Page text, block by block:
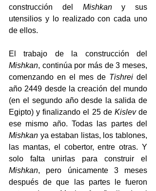
construcción del Mishkan y sus
utensilios y lo realizado con cada uno
de ellos.
Mishkan, continúa por más de 3 meses,
comenzando en el mes de Tishrei del
año 2449 desde la creación del mundo
(en el segundo año desde la salida de
Egipto) y finalizando el 25 de Kislev de
Mishkan ya estaban listas, los tablones,
las mantas, el cobertor, entre otras. Y
Mishkan, pero únicamente 3 meses
después de que las partes le fueron